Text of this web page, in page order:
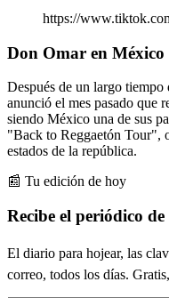
https://
Don Omar en México
Después de un largo
anunció el mes pasado que
siendo México una de sus
"Back to Reggaetón Tour",
estados de la república.
📰 Tu edición de hoy
Recibe el periódico
El diario para hojear, las
correo, todos los días.